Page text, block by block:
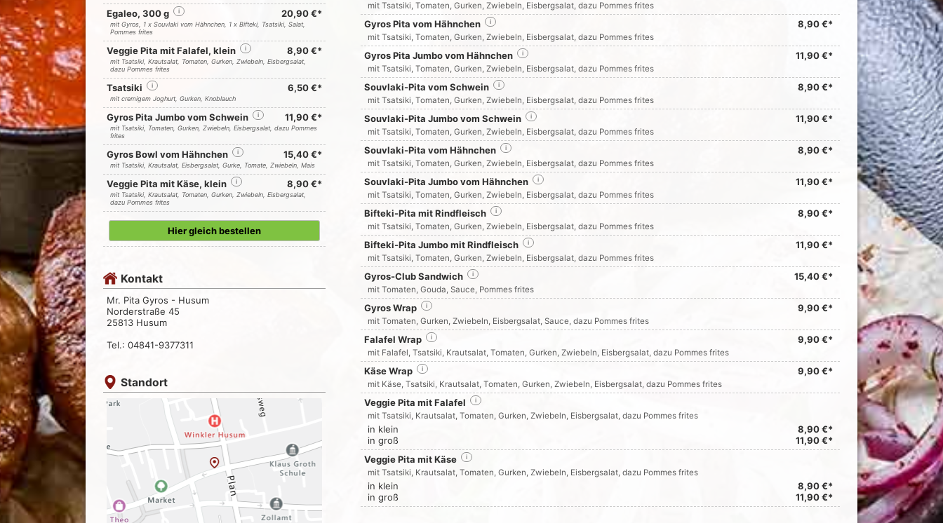
Egaleo, 300 g i 20,90 €*
mit Gyros, 1 x Souvlaki vom Hähnchen, 1 x Bifteki, Tsatsiki, Salat,
Pommes frites
Veggie Pita mit Falafel, klein i 8,90 €*
mit Tsatsiki, Krautsalat, Tomaten, Gurken, Zwiebeln, Eisbergsalat,
dazu Pommes frites
Tsatsiki i 6,50 €*
mit cremigem Joghurt, Gurken, Knoblauch
Gyros Pita Jumbo vom Schwein i 11,90 €*
mit Tsatsiki, Tomaten, Gurken, Zwiebeln, Eisbergsalat, dazu Pommes
frites
Gyros Bowl vom Hähnchen i 15,40 €*
mit Tsatsiki, Krautsalat, Eisbergsalat, Gurke, Tomate, Zwiebeln, Mais
Veggie Pita mit Käse, klein i 8,90 €*
mit Tsatsiki, Krautsalat, Tomaten, Gurken, Zwiebeln, Eisbergsalat,
dazu Pommes frites
Hier gleich bestellen
Kontakt
Mr. Pita Gyros - Husum
Norderstraße 45
25813 Husum
Tel.: 04841-9377311
Standort
mit Tsatsiki, Tomaten, Gurken, Zwiebeln, Eisbergsalat, dazu Pommes frites
Gyros Pita vom Hähnchen 8,90 €*
i
mit Tsatsiki, Tomaten, Gurken, Zwiebeln, Eisbergsalat, dazu Pommes frites
Gyros Pita Jumbo vom Hähnchen 11,90 €*
i
mit Tsatsiki, Tomaten, Gurken, Zwiebeln, Eisbergsalat, dazu Pommes frites
Souvlaki-Pita vom Schwein 8,90 €*
i
mit Tsatsiki, Tomaten, Gurken, Zwiebeln, Eisbergsalat, dazu Pommes frites
Souvlaki-Pita Jumbo vom Schwein 11,90 €*
i
mit Tsatsiki, Tomaten, Gurken, Zwiebeln, Eisbergsalat, dazu Pommes frites
Souvlaki-Pita vom Hähnchen 8,90 €*
i
mit Tsatsiki, Tomaten, Gurken, Zwiebeln, Eisbergsalat, dazu Pommes frites
Souvlaki-Pita Jumbo vom Hähnchen 11,90 €*
i
mit Tsatsiki, Tomaten, Gurken, Zwiebeln, Eisbergsalat, dazu Pommes frites
Bifteki-Pita mit Rindfleisch 8,90 €*
i
mit Tsatsiki, Tomaten, Gurken, Zwiebeln, Eisbergsalat, dazu Pommes frites
Bifteki-Pita Jumbo mit Rindfleisch 11,90 €*
i
mit Tsatsiki, Tomaten, Gurken, Zwiebeln, Eisbergsalat, dazu Pommes frites
Gyros-Club Sandwich 15,40 €*
i
mit Tomaten, Gouda, Sauce, Pommes frites
Gyros Wrap 9,90 €*
i
mit Tomaten, Gurken, Zwiebeln, Eisbergsalat, Sauce, dazu Pommes frites
Falafel Wrap 9,90 €*
i
mit Falafel, Tsatsiki, Krautsalat, Tomaten, Gurken, Zwiebeln, Eisbergsalat, dazu Pommes frites
Käse Wrap 9,90 €*
i
mit Käse, Tsatsiki, Krautsalat, Tomaten, Gurken, Zwiebeln, Eisbergsalat, dazu Pommes frites
Veggie Pita mit Falafel i
mit Tsatsiki, Krautsalat, Tomaten, Gurken, Zwiebeln, Eisbergsalat, dazu Pommes frites
in klein
8,90 €*
in groß
11,90 €*
Veggie Pita mit Käse
i
mit Tsatsiki, Krautsalat, Tomaten, Gurken, Zwiebeln, Eisbergsalat, dazu Pommes frites
in klein
8,90 €*
in groß
11,90 €*